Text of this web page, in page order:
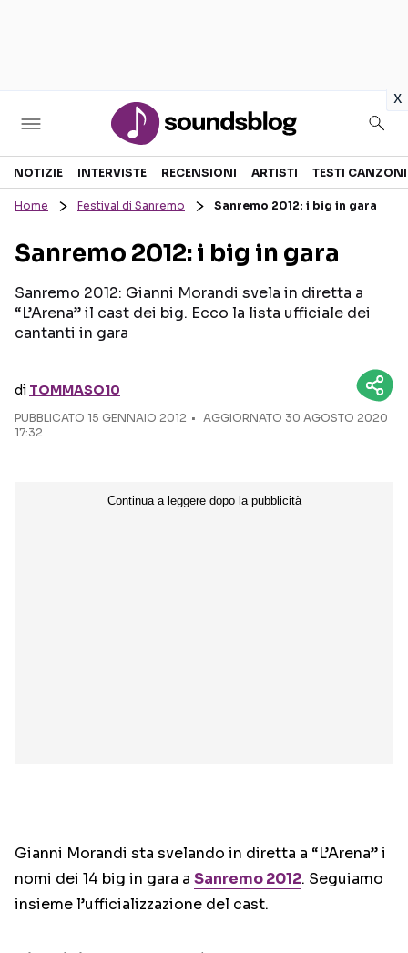
x
Sezioni
RECENSIONI MUSICALI
INTERVISTE
GOSSIP E CURIOSITÀ
TESTI CANZONI
TOUR ED EVENTI
TALENT SHOW
NOTIZIE INTERVISTE RECENSIONI ARTISTI TESTI CANZONI
Home Festival di Sanremo Sanremo 2012: i big in gara
Sanremo 2012: i big in gara
Sanremo 2012: Gianni Morandi svela in diretta a
“L’Arena” il cast dei big. Ecco la lista ufficiale dei
cantanti in gara
di TOMMASO10
PUBBLICATO 15 GENNAIO 2012
AGGIORNATO 30 AGOSTO 2020
17:32
Gianni Morandi sta svelando in diretta a “L’Arena” i
nomi dei 14 big in gara a Sanremo 2012. Seguiamo
insieme l’ufficializzazione del cast.